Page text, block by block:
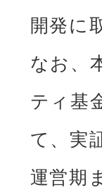
開発に
なお、
ティ基
て、実
運営期ま